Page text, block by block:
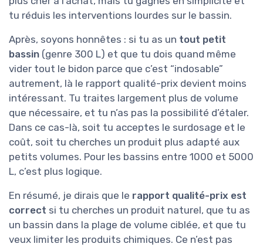
tu réduis les interventions lourdes sur le bassin.
Après, soyons honnêtes : si tu as un tout petit
bassin (genre 300 L) et que tu dois quand même
vider tout le bidon parce que c’est “indosable”
autrement, là le rapport qualité-prix devient moins
intéressant. Tu traites largement plus de volume
que nécessaire, et tu n’as pas la possibilité d’étaler.
Dans ce cas-là, soit tu acceptes le surdosage et le
coût, soit tu cherches un produit plus adapté aux
petits volumes. Pour les bassins entre 1000 et 5000
L, c’est plus logique.
En résumé, je dirais que le rapport qualité-prix est
correct si tu cherches un produit naturel, que tu as
un bassin dans la plage de volume ciblée, et que tu
veux limiter les produits chimiques. Ce n’est pas